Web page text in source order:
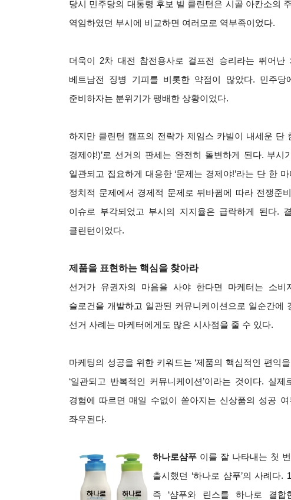
당시 민주당의 대통령 후보 빌 클린턴은 시골 아칸소의
역임하였던 부시에 비교하면 여러모로 역부족이었다.
더욱이 2차 대전 참전용사로 걸프전 승리라는 뛰어
베트남전 징병 기피를 비롯한 약점이 많았다. 민주
준비하자는 분위기가 팽배한 상황이었다.
하지만 클린턴 캠프의 전략가 제임스 카빌이 내세운 단
경제야!)’로 선거의 판세는 완전히 돌변하게 된다. 부
일관되고 집요하게 대응한 ‘문제는 경제야!’라는 단 한
정치적 문제에서 경제적 문제로 뒤바뀜에 따라 전쟁준
이슈로 부각되었고 부시의 지지율은 급락하게 된다.
클린턴이었다.
제품을 표현하는 핵심을 찾아라
선거가 유권자의 마음을 사야 한다면 마케터는 소
슬로건을 개발하고 일관된 커뮤니케이션으로 일순간에
선거 사례는 마케터에게도 많은 시사점을 줄 수 있다.
마케팅의 성공을 위한 키워드는 ‘제품의 핵심적인 편익
‘일관되고 반복적인 커뮤니케이션’이라는 것이다. 실제
경험에 따르면 매일 수없이 쏟아지는 신상품의 성공
좌우된다.
하나로샴푸 이를 잘 나타내는 첫
출시했던 ‘하나로 샴푸’의 사례다.
즉 ‘샴푸와 린스를 하나로 결합